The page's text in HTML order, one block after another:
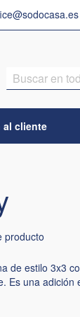
al cliente
producto
de estilo 3x3
Es una adición